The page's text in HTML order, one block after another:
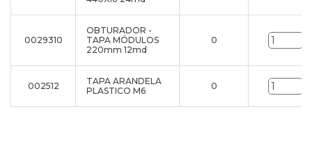
0029310
OBTURADOR -
TAPA MÓDULOS
220mm 12md
0
002512
TAPA ARANDELA
PLASTICO M6
0